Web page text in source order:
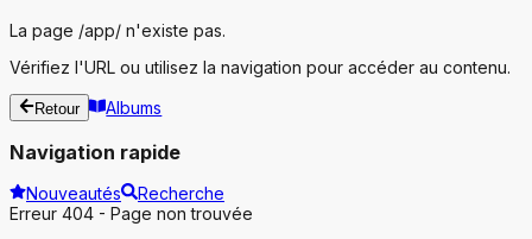
La page /app/ n'existe pas.
Vérifiez l'URL ou utilisez la navigation pour accéder au contenu.
Retour Albums
Navigation rapide
Nouveautés
Recherche
Erreur 404 - Page non trouvée